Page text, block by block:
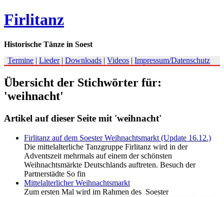
Firlitanz
Historische Tänze in Soest
Termine |Lieder|Downloads |Videos |Impressum/Datenschutz
Übersicht der Stichwörter für:
'weihnacht'
Artikel auf dieser Seite mit 'weihnacht'
Firlitanz auf dem Soester Weihnachtsmarkt (Update 16.12.)
Die mittelalterliche Tanzgruppe Firlitanz wird in der
Adventszeit mehrmals auf einem der schönsten
Weihnachtsmärkte Deutschlands auftreten. Besuch der
Partnerstädte So fin
Mittelalterlicher Weihnachtsmarkt
Zum ersten Mal wird im Rahmen des Soester